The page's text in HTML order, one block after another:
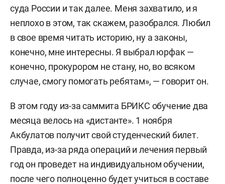
суда России и так далее. Меня захватило, и я
неплохо в этом, так скажем, разобрался. Любил
в свое время читать историю, ну а законы,
конечно, мне интересны. Я выбрал юрфак —
конечно, прокурором не стану, но, во всяком
случае, смогу помогать ребятам», — говорит он.
В этом году из-за саммита БРИКС обучение два
месяца велось на «дистанте». 1 ноября
Акбулатов получит свой студенческий билет.
Правда, из-за ряда операций и лечения первый
год он проведет на индивидуальном обучении,
после чего полноценно будет учиться в составе